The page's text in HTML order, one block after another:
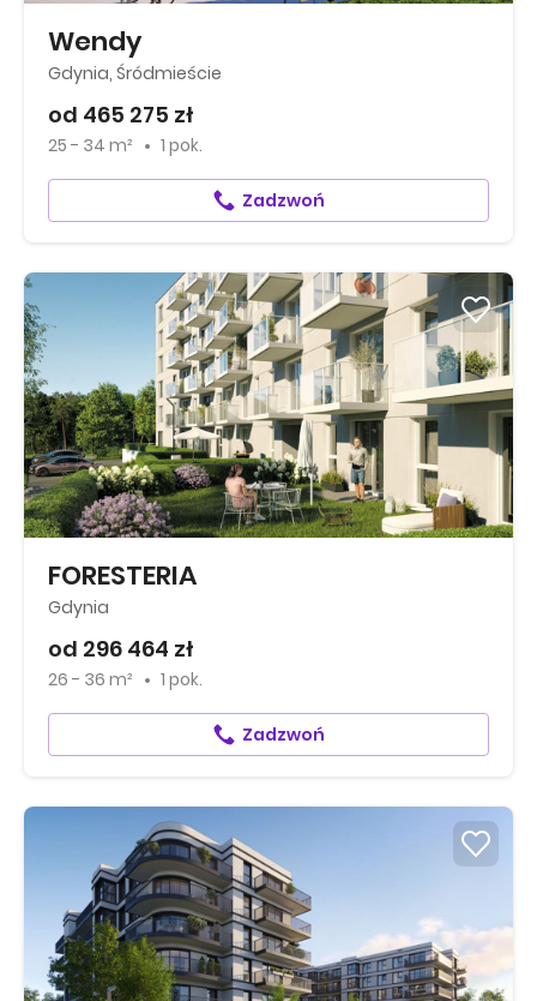
Wendy
Gdynia, Śródmieście
od 465 275 zł
25 - 34 m² 1 pok.
Zadzwoń
FORESTERIA
Gdynia
od 296 464 zł
26 - 36 m² 1 pok.
Zadzwoń